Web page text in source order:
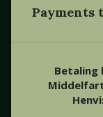
Payments
Betaling